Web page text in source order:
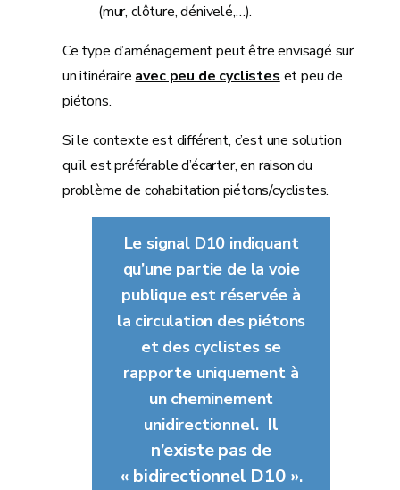
(mur, clôture, dénivelé,…).
Ce type d’aménagement peut être envisagé sur
un itinéraire avec peu de cyclistes et peu de
piétons.
Si le contexte est différent, c’est une solution
qu’il est préférable d’écarter, en raison du
problème de cohabitation piétons/cyclistes.
Le signal D10 indiquant
qu’une partie de la voie
publique est réservée à
la circulation des piétons
et des cyclistes se
rapporte uniquement à
un cheminement
unidirectionnel. Il
n’existe pas de
« bidirectionnel D10 ».